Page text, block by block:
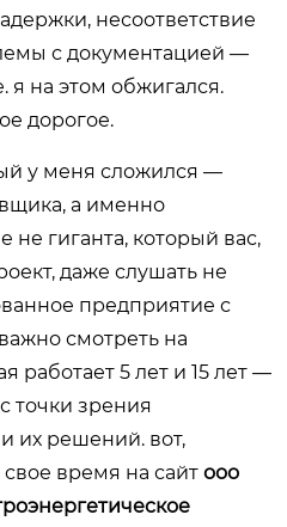
несоответствие
с документацией —
я на этом обжигался.
дорогое.
у меня сложился —
а именно
не гиганта, который вас,
даже слушать не
предприятие с
смотреть на
работает 5 лет и 15 лет —
точки зрения
их решений. вот,
время на сайт ооо